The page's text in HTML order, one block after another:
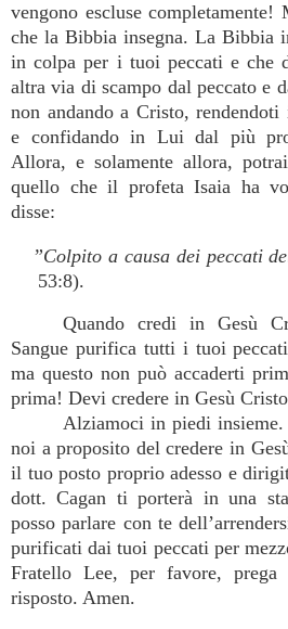
vengono escluse
che la Bibbia insegna. La Bibbia
in colpa per i tuoi peccati e che
altra via di scampo dal peccato e
non andando a Cristo,
e confidando in Lui dal più
Allora, e solamente allora,
quello che il profeta Isaia ha
disse:
”Colpito a causa dei peccati
53:8).
Quando credi in Gesù
Sangue purifica tutti i tuoi
ma questo non può accaderti
prima! Devi credere in Gesù
Alziamoci in piedi insieme.
noi a proposito del credere in
il tuo posto proprio adesso e
dott. Cagan ti porterà in una
posso parlare con te
purificati dai tuoi peccati per
Fratello Lee, per favore,
risposto. Amen.